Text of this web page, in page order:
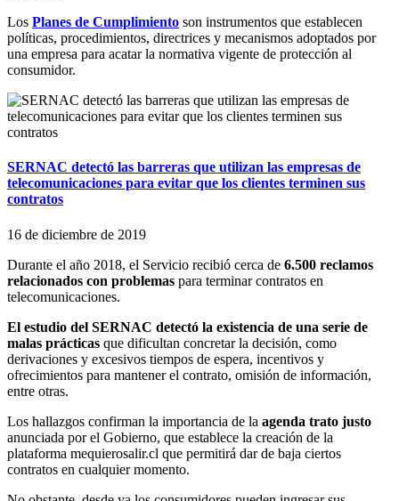
Los Planes de Cumplimiento son instrumentos que establecen
políticas, procedimientos, directrices y mecanismos adoptados por
una empresa para acatar la normativa vigente de protección al
consumidor.
SERNAC detectó las barreras que utilizan las empresas de
telecomunicaciones para evitar que los clientes terminen sus
contratos
16 de diciembre de 2019
Durante el año 2018, el Servicio recibió cerca de 6.500 reclamos
relacionados con problemas para terminar contratos en
telecomunicaciones.
El estudio del SERNAC detectó la existencia de una serie de
malas prácticas que dificultan concretar la decisión, como
derivaciones y excesivos tiempos de espera, incentivos y
ofrecimientos para mantener el contrato, omisión de información,
entre otras.
Los hallazgos confirman la importancia de la agenda trato justo
anunciada por el Gobierno, que establece la creación de la
plataforma mequierosalir.cl que permitirá dar de baja ciertos
contratos en cualquier momento.